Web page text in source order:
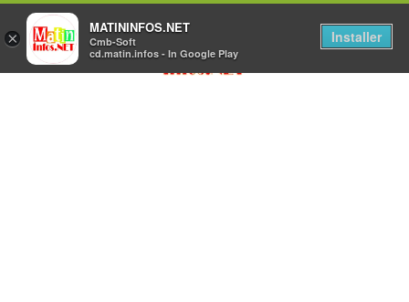
×
MATININFOS.NET
Cmb-Soft
cd.matin.infos - In Google Play
Installer